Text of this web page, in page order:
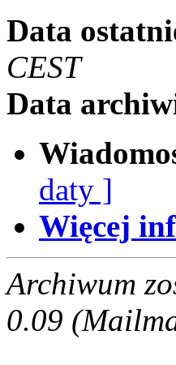
Data
CEST
Data
daty ]
Więcej
Archiwum
0.09